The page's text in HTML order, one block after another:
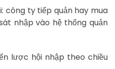
công ty tiếp quản hay mua
nhập vào hệ thống quản
lược hội nhập theo chiều